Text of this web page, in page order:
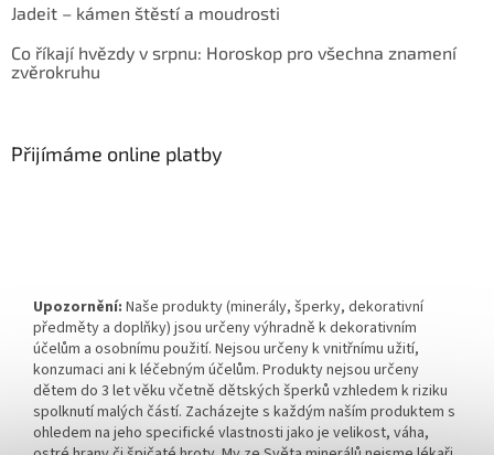
Jadeit – kámen štěstí a moudrosti
Co říkají hvězdy v srpnu: Horoskop pro všechna znamení
zvěrokruhu
Přijímáme online platby
Upozornění: Naše produkty (minerály, šperky, dekorativní
předměty a doplňky) jsou určeny výhradně k dekorativním
účelům a osobnímu použití. Nejsou určeny k vnitřnímu užití,
konzumaci ani k léčebným účelům. Produkty nejsou určeny
dětem do 3 let věku včetně dětských šperků vzhledem k riziku
spolknutí malých částí. Zacházejte s každým naším produktem s
ohledem na jeho specifické vlastnosti jako je velikost, váha,